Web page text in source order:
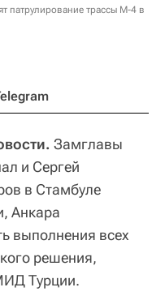
патрулирование трассы М-4 в
Замглавы
и Сергей
в Стамбуле
Анкара
выполнения всех
решения,
Турции.